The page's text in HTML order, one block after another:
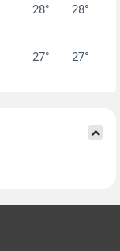
28° 28°
27° 27°